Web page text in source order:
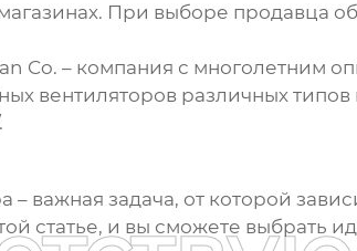
При выборе продавца
Co. – компания с многолетним
вентиляторовразличных типов
– важная задача, от которой
статье, и вы сможете выбрать